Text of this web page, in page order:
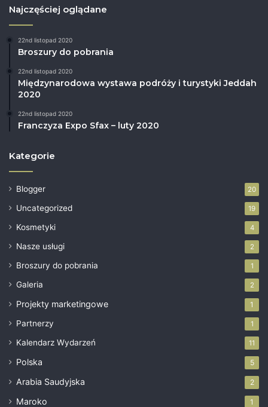
Najczęściej oglądane
22nd listopad 2020
Broszury do pobrania
22nd listopad 2020
Międzynarodowa wystawa podróży i turystyki Jeddah
2020
22nd listopad 2020
Franczyza Expo Sfax – luty 2020
Kategorie
Blogger 20
Uncategorized 19
Kosmetyki 4
Nasze usługi 2
Broszury do pobrania 1
Galeria 2
Projekty marketingowe 1
Partnerzy 1
Kalendarz Wydarzeń 11
Polska 5
Arabia Saudyjska 2
Maroko 1